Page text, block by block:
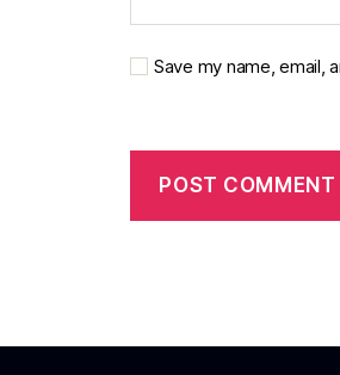
Save my name, email,